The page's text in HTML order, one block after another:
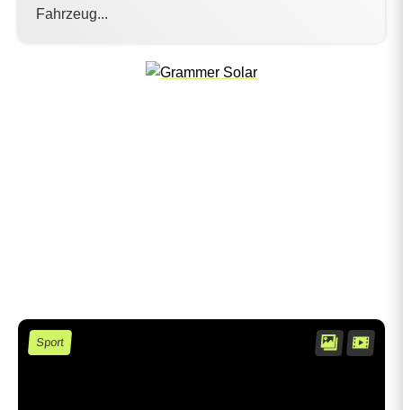
Fahrzeug...
Sport